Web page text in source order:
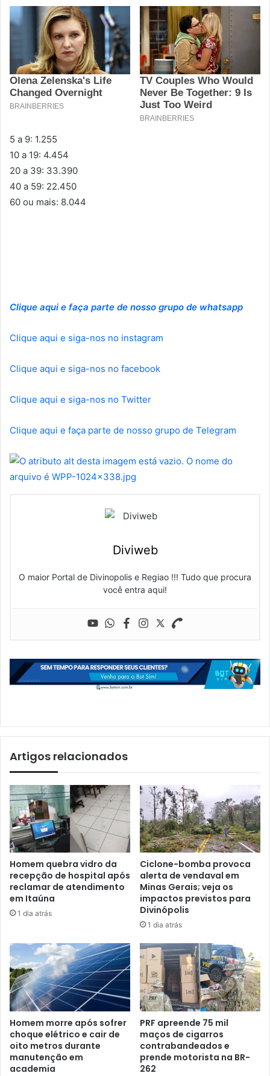
5 a 9: 1.255
10 a 19: 4.454
20 a 39: 33.390
40 a 59: 22.450
60 ou mais: 8.044
Clique aqui e faça parte de nosso grupo de whatsapp
Clique aqui e siga-nos no instagram
Clique aqui e siga-nos no facebook
Clique aqui e siga-nos no Twitter
Clique aqui e faça parte de nosso grupo de Telegram
Diviweb
O maior Portal de Divinopolis e Regiao !!! Tudo que procura
você entra aqui!
Artigos relacionados
Homem quebra vidro da
recepção de hospital após
reclamar de atendimento
em Itaúna
1 dia atrás
Ciclone-bomba provoca
alerta de vendaval em
Minas Gerais; veja os
impactos previstos para
Divinópolis
1 dia atrás
Homem morre após sofrer
choque elétrico e cair de
oito metros durante
manutenção em
academia
PRF apreende 75 mil
maços de cigarros
contrabandeados e
prende motorista na BR-
262